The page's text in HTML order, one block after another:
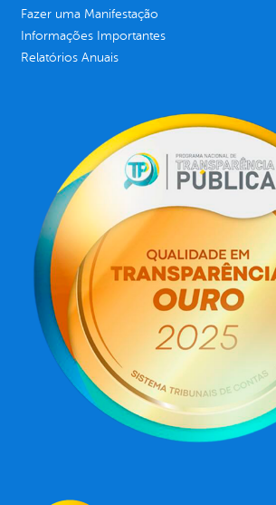
Fazer uma Manifestação
Informações Importantes
Relatórios Anuais